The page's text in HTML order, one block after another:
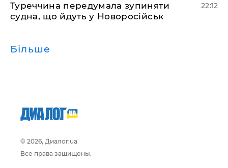
Туреччина передумала зупиняти
судна, що йдуть у Новоросійськ
22:12
Більше
© 2026, Диалог.ua
Все права защищены.